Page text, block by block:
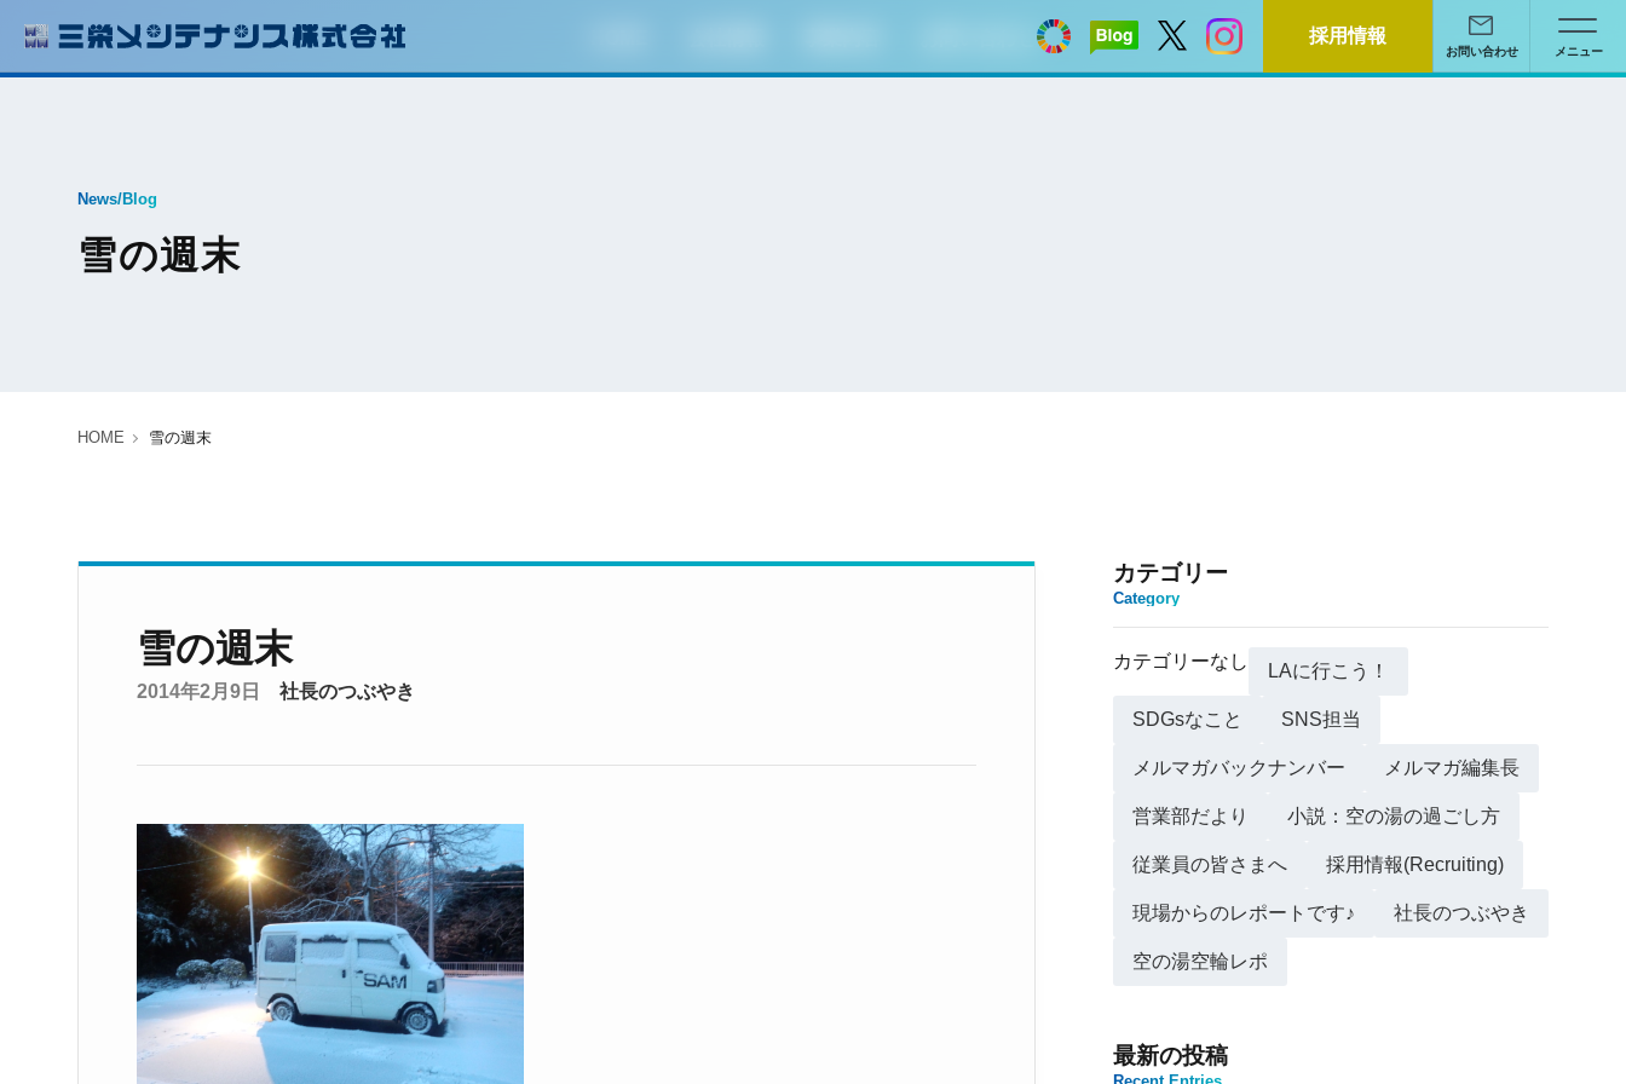
採用情報
お問い合わせ メニュー
News/Blog
雪の週末
HOME 雪の週末
雪の週末
2014年2月9日 社長のつぶやき
カテゴリー
Category
カテゴリーなし LAに行こう！
SDGsなこと SNS担当
メルマガバックナンバー メルマガ編集長
営業部だより 小説：空の湯の過ごし方
従業員の皆さまへ 採用情報(Recruiting)
現場からのレポートです♪ 社長のつぶやき
空の湯空輪レポ
最新の投稿